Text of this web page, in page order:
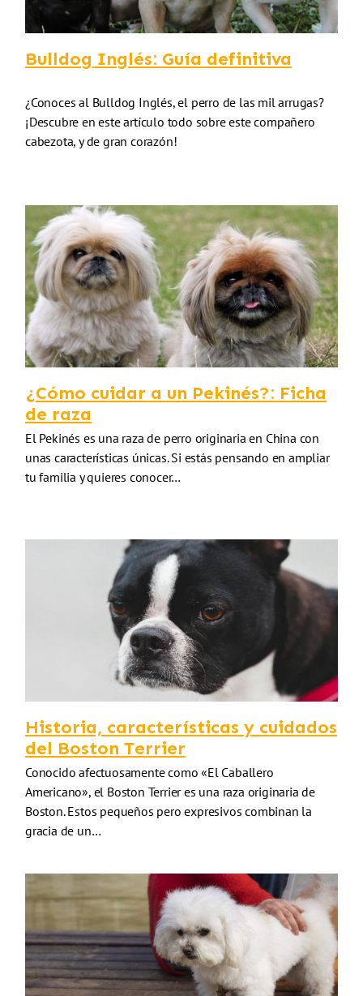
Bulldog Inglés: Guía definitiva
¿Conoces al Bulldog Inglés, el perro de las mil arrugas?
¡Descubre en este artículo todo sobre este compañero
cabezota, y de gran corazón!
¿Cómo cuidar a un Pekinés?: Ficha
de raza
El Pekinés es una raza de perro originaria en China con
unas características únicas. Si estás pensando en ampliar
tu familia y quieres conocer…
Historia, características y cuidados
del Boston Terrier
Conocido afectuosamente como «El Caballero
Americano», el Boston Terrier es una raza originaria de
Boston. Estos pequeños pero expresivos combinan la
gracia de un…